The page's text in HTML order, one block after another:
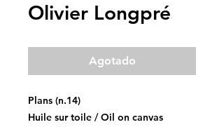
Olivier Longpré
Agotado
Plans (n.14)
Huile sur toile / Oil on canvas